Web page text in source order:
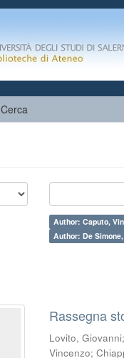
Cerca
Author: Caputo,
Author: De
Rassegna
Lovito, Giovanni;
Vincenzo;